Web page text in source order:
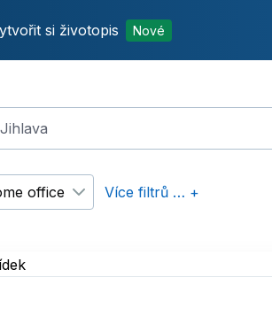
si životopis Nové
filtr Jazyky
office
Změnit filtr Home office
Více filtrů … +